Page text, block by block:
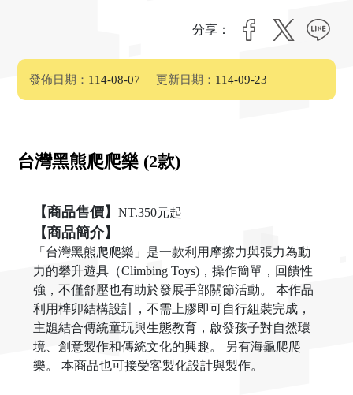
分享：
發佈日期： 114-08-07 更新日期： 114-09-23
台灣黑熊爬爬樂 (2款)
【商品售價】 NT.350元起
【商品簡介】
「台灣黑熊爬爬樂」是一款利用摩擦力與張力為動
力的攀升遊具（Climbing Toys)，操作簡單，回饋性
強，不僅舒壓也有助於發展手部關節活動。 本作品
利用榫卯結構設計，不需上膠即可自行組裝完成，
主題結合傳統童玩與生態教育，啟發孩子對自然環
境、創意製作和傳統文化的興趣。 另有海龜爬爬
樂。 本商品也可接受客製化設計與製作。